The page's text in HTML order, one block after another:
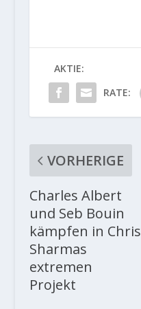
AKTIE:
RATE:
VORHERIGE
Charles Albert
und Seb Bouin
kämpfen in Chris
Sharmas
extremen
Projekt